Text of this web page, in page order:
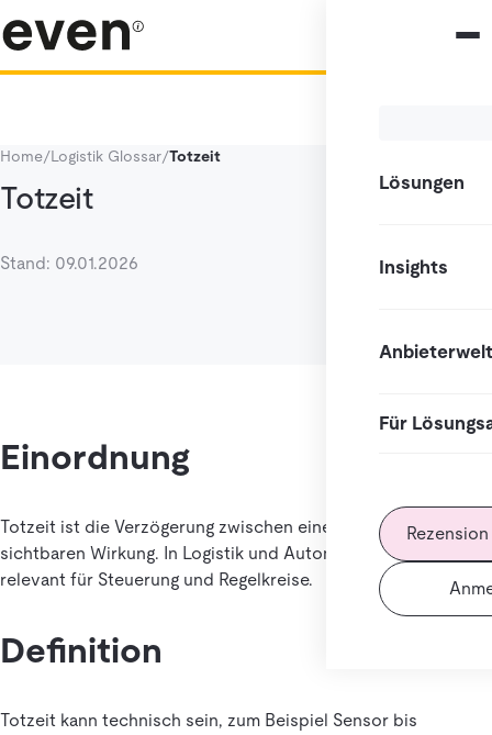
Lösungen
Insights
Anbieterwelt
Für
Home/Logistik Glossar/Totzeit
Totzeit
Stand: 09.01.2026
Einordnung
Totzeit ist die Verzögerung zwischen einem Ereignis und der
sichtbaren Wirkung. In Logistik und Automatisierung ist sie
relevant für Steuerung und Regelkreise.
Definition
Totzeit kann technisch sein, zum Beispiel Sensor bis